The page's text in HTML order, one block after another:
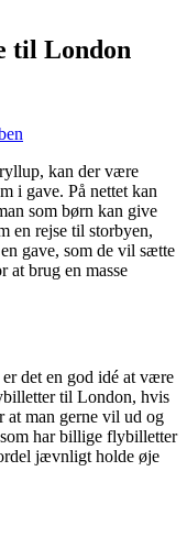
til London
kan der være
i gave. På nettet kan
som børn kan give
en rejse til storbyen,
gave, som de vil sætte
at brug en masse
det en god idé at være
til London, hvis
at man gerne vil ud og
har billige flybilletter
jævnligt holde øje